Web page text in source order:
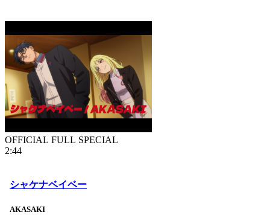
OFFICIAL FULL SPECIAL
2:44
シャケナベイベー
AKASAKI